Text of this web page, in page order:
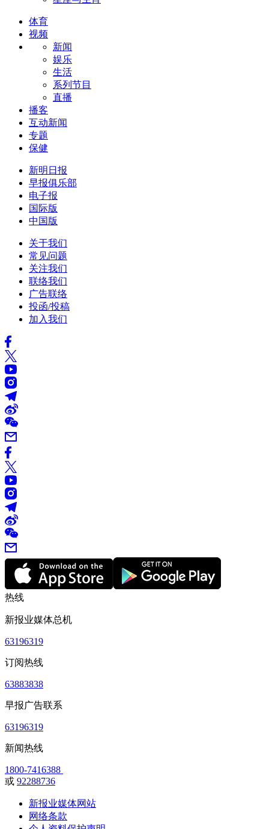
体育
视频
新闻
娱乐
生活
系列节目
直播
播客
互动新闻
专题
保健
新明日报
早报俱乐部
电子报
国际版
中国版
关于我们
常见问题
关注我们
联络我们
广告联络
投函/投稿
加入我们
热线
新报业媒体总机
63196319
订阅热线
63883838
早报广告联系
63196319
新闻热线
1800-7416388
或 92288736
新报业媒体网站
网络条款